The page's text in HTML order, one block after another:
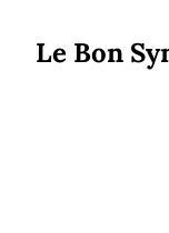
Le Bon